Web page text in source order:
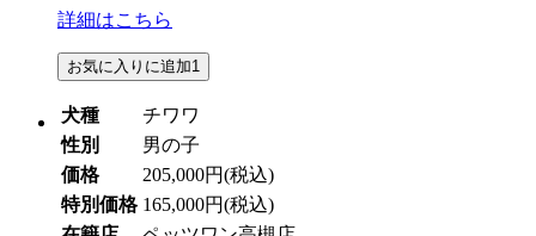
詳細はこちら
お気に入りに追加1
犬種
チワワ
性別
男の子
価格
205,000円(税込)
特別価格 165,000円(税込)